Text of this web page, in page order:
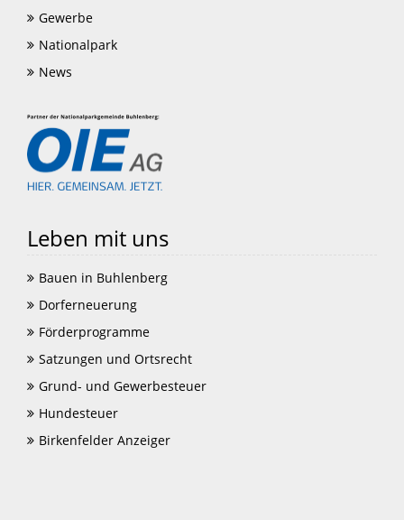
Gewerbe
Nationalpark
News
Leben mit uns
Bauen in Buhlenberg
Dorferneuerung
Förderprogramme
Satzungen und Ortsrecht
Grund- und Gewerbesteuer
Hundesteuer
Birkenfelder Anzeiger